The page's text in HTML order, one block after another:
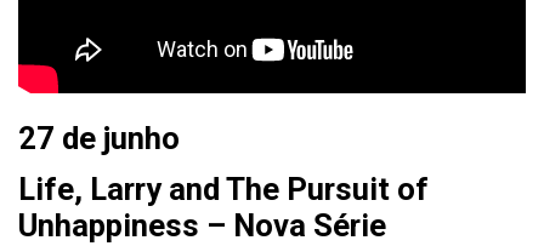
27 de junho
Life, Larry and The Pursuit of
Unhappiness – Nova Série